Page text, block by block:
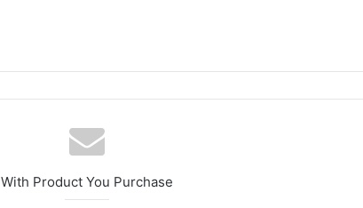
With Product You Purchase